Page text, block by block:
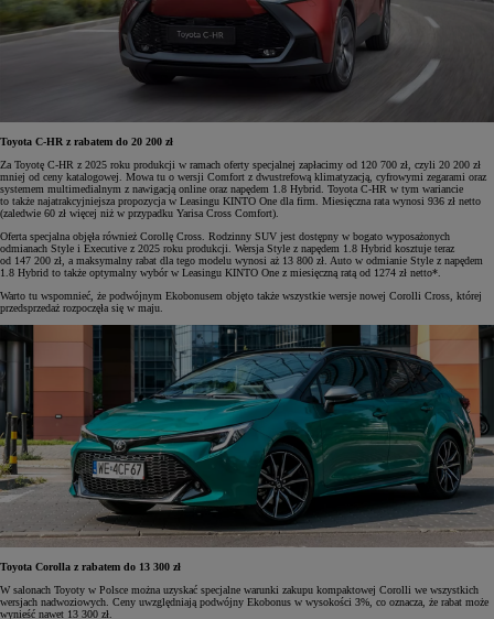
Toyota C-HR z rabatem do 20 200 zł
Za Toyotę C-HR z 2025 roku produkcji w ramach oferty specjalnej zapłacimy od 120 700 zł, czyli 20 200 zł
mniej od ceny katalogowej. Mowa tu o wersji Comfort z dwustrefową klimatyzacją, cyfrowymi zegarami oraz
systemem multimedialnym z nawigacją online oraz napędem 1.8 Hybrid. Toyota C-HR w tym wariancie
to także najatrakcyjniejsza propozycja w Leasingu KINTO One dla firm. Miesięczna rata wynosi 936 zł netto
(zaledwie 60 zł więcej niż w przypadku Yarisa Cross Comfort).
Oferta specjalna objęła również Corollę Cross. Rodzinny SUV jest dostępny w bogato wyposażonych
odmianach Style i Executive z 2025 roku produkcji. Wersja Style z napędem 1.8 Hybrid kosztuje teraz
od 147 200 zł, a maksymalny rabat dla tego modelu wynosi aż 13 800 zł. Auto w odmianie Style z napędem
1.8 Hybrid to także optymalny wybór w Leasingu KINTO One z miesięczną ratą od 1274 zł netto*.
Warto tu wspomnieć, że podwójnym Ekobonusem objęto także wszystkie wersje nowej Corolli Cross, której
przedsprzedaż rozpoczęła się w maju.
Toyota Corolla z rabatem do 13 300 zł
W salonach Toyoty w Polsce można uzyskać specjalne warunki zakupu kompaktowej Corolli we wszystkich
wersjach nadwoziowych. Ceny uwzględniają podwójny Ekobonus w wysokości 3%, co oznacza, że rabat może
wynieść nawet 13 300 zł.